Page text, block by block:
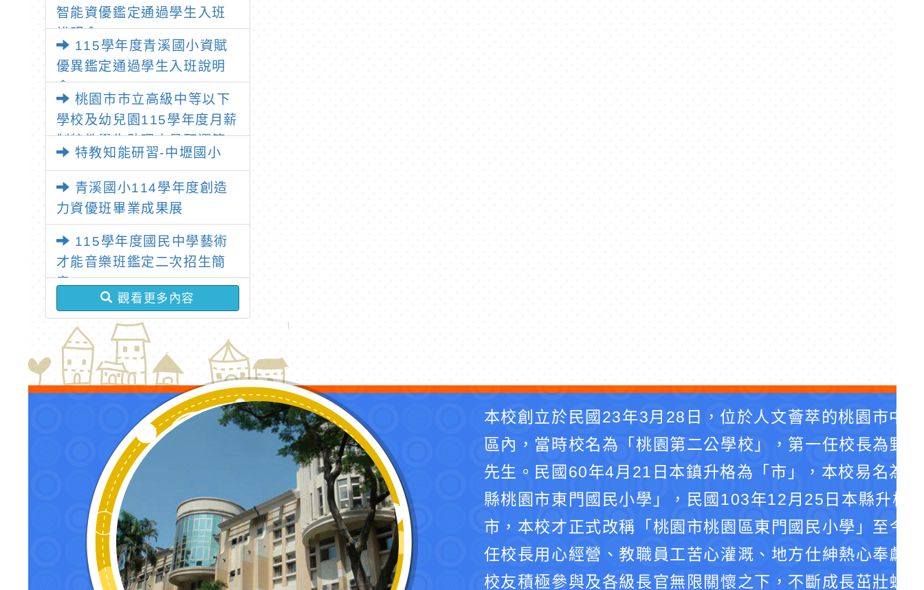
智能資優鑑定通過學生入班
說明會
115學年度青溪國小資賦
優異鑑定通過學生入班說明
會
桃園市市立高級中等以下
學校及幼兒園115學年度月薪
制特教學生助理人員甄選簡
章
特教知能研習-中壢國小
青溪國小114學年度創造
力資優班畢業成果展
115學年度國民中學藝術
才能音樂班鑑定二次招生簡
章
觀看更多內容
本校創立於民國23年3月28日，位於人文薈萃的桃園市中
區內，當時校名為「桃園第二公學校」，第一任校長為野
先生。民國60年4月21日本鎮升格為「市」，本校易名為
縣桃園市東門國民小學」，民國103年12月25日本縣升格
市，本校才正式改稱「桃園市桃園區東門國民小學」至今
任校長用心經營、教職員工苦心灌溉、地方仕紳熱心奉獻
校友積極參與及各級長官無限關懷之下，不斷成長茁壯蛻